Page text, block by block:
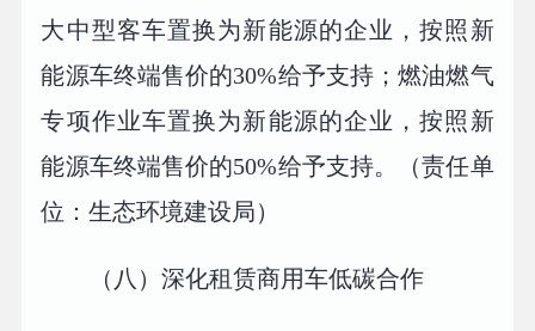
大中型客车置换为新能源的企业，按照新
能源车终端售价的30%给予支持；燃油燃气
专项作业车置换为新能源的企业，按照新
能源车终端售价的50%给予支持。（责任单
位：生态环境建设局）
（八）深化租赁商用车低碳合作